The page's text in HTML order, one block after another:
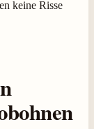
keine Risse